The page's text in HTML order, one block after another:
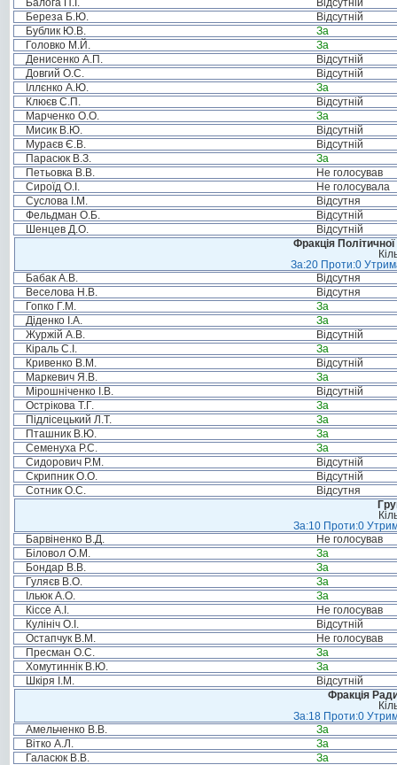
Балога П.І.
Відсутній
Береза Б.Ю.
Відсутній
Бублик Ю.В.
За
Головко М.Й.
За
Денисенко А.П.
Відсутній
Довгий О.С.
Відсутній
Іллєнко А.Ю.
За
Клюєв С.П.
Відсутній
Марченко О.О.
За
Мисик В.Ю.
Відсутній
Мураєв Є.В.
Відсутній
Парасюк В.З.
За
Петьовка В.В.
Не голосував
Сироїд О.І.
Не голосувала
Суслова І.М.
Відсутня
Фельдман О.Б.
Відсутній
Шенцев Д.О.
Відсутній
Фракція
За:20 Проти:0
Бабак А.В.
Відсутня
Веселова Н.В.
Відсутня
Гопко Г.М.
За
Діденко І.А.
За
Журжій А.В.
Відсутній
Кіраль С.І.
За
Кривенко В.М.
Відсутній
Маркевич Я.В.
За
Мірошніченко І.В.
Відсутній
Острікова Т.Г.
За
Підлісецький Л.Т.
За
Пташник В.Ю.
За
Семенуха Р.С.
За
Сидорович Р.М.
Відсутній
Скрипник О.О.
Відсутній
Сотник О.С.
Відсутня
За:10 Проти:0
Барвіненко В.Д.
Не голосував
Біловол О.М.
За
Бондар В.В.
За
Гуляєв В.О.
За
Ільюк А.О.
За
Кіссе А.І.
Не голосував
Кулініч О.І.
Відсутній
Остапчук В.М.
Не голосував
Пресман О.С.
За
Хомутиннік В.Ю.
За
Шкіря І.М.
Відсутній
Фракція
За:18 Проти:0
Амельченко В.В.
За
Вітко А.Л.
За
Галасюк В.В.
За